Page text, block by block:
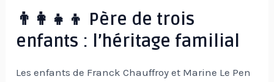
👨‍👩‍👧‍👦 Père de trois
enfants : l’héritage familial
Les enfants de Franck Chauffroy et Marine Le Pen